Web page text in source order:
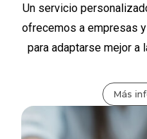
Un servicio
ofrecemos a empresas
para adaptarse mejor a
Más